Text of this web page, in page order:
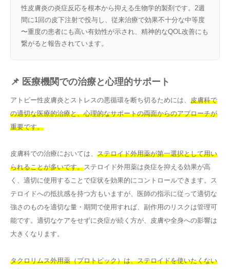
性皮膚炎の炎症反応を根本から抑える生物学的製剤です。2週
間に1回の皮下注射で投与し、従来治療で効果不十分な中等度
〜重度の患者にも高い有効性が示され、精神的なQOL改善にも
繋がると報告されています。
📌 医療機関での治療と心理的サポート
アトピー性皮膚炎とストレスの悪循環を断ち切るためには、 皮膚科で
の適切な医療的治療と、心理的なサポートの両面からのアプローチが
重要です。
皮膚科での治療においては、 ステロイド外用薬が第一選択として用い
られることが多いです。ステロイド外用薬は炎症を抑える効果が高
く、適切に使用することで症状を効果的にコントロールできます。ス
テロイドへの抵抗感を持つ方もいますが、医師の指示に従って適切な
強さのものを適切な量・期間で使用すれば、副作用のリスクは管理可
能です。適切なケアをせずに炎症が続く方が、皮膚や全身への影響は
大きくなります。
タクロリムス外用薬（プロトピック）は、ステロイドを使いたくない